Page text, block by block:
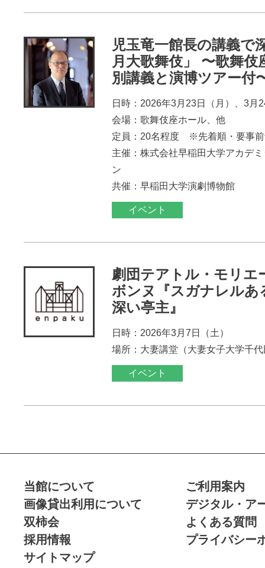
児玉竜一館長の講義で
月大歌舞伎」 〜歌舞伎
別講義と演博ツアー付
日時：2026年3月23日（月）、3月
会場：歌舞伎座ホール、他
定員：20名程度 ※先着順・要事前
主催：株式会社早稲田大学アカデ
ン
共催：早稲田大学演劇博物館
イベント
劇団テアトル・モリエ
ボンヌ『スガナレルあ
深い亭主』
日時：2026年3月7日（土）
場所：大妻講堂（大妻女子大学千
イベント
当館について
ご利用案内
画像貸出利用について
デジタル・ア
双柿会
よくある質問
採用情報
プライバシー
サイトマップ